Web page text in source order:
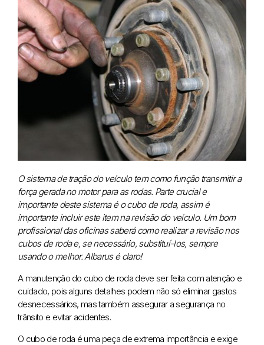
O sistema de tração do veículo tem como função transmitir a
força gerada no motor para as rodas. Parte crucial e
importante deste sistema é o cubo de roda, assim é
importante incluir este item na revisão do veículo. Um bom
profissional das oficinas saberá como realizar a revisão nos
cubos de roda e, se necessário, substituí-los, sempre
usando o melhor. Albarus é claro!
A manutenção do cubo de roda deve ser feita com atenção e
cuidado, pois alguns detalhes podem não só eliminar gastos
desnecessários, mas também assegurar a segurança no
trânsito e evitar acidentes.
O cubo de roda é uma peça de extrema importância e exige